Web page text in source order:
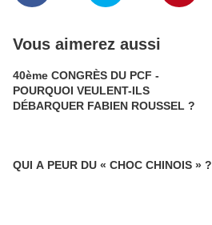
Vous aimerez aussi
40ème CONGRÈS DU PCF -
POURQUOI VEULENT-ILS
DÉBARQUER FABIEN ROUSSEL ?
QUI A PEUR DU « CHOC CHINOIS » ?